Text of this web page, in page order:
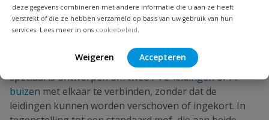
deze gegevens combineren met andere informatie die u aan ze heeft
verstrekt of die ze hebben verzameld op basis van uw gebruik van hun
services. Lees meer in ons cookiebeleid
Weigeren Accepteren
is een buisvormig verbindingsstuk dat
speciaal is ontworpen om tweePVC-leidingenofPP
buizen met elkaar te verbinden, zonder dat de
leidingen kunnen worden verschoven of ingekort. In